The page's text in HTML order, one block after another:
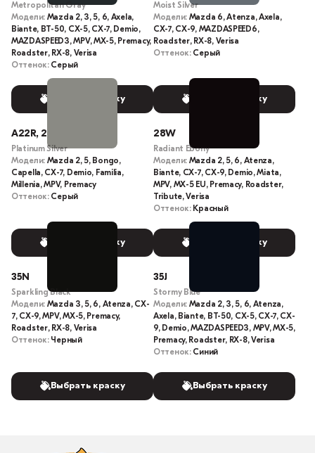
Metropolitan Gray
Модели: Mazda 2, 3, 5, 6, Axela,
Biante, BT-50, CX-5, CX-7, Demio,
MAZDASPEED3, MPV, MX-5, Premacy,
Roadster, RX-8, Verisa
Оттенок: Серый
Выбрать краску
Moist Silver
Модели: Mazda 6, Atenza, Axela,
CX-7, CX-9, MAZDASPEED6,
Roadster, RX-8, Verisa
Оттенок: Серый
Выбрать краску
A22R, 22R
Platinum Silver
Модели: Mazda 2, 5, Bongo,
Capella, CX-7, Demio, Familia,
Millenia, MPV, Premacy
Оттенок: Серый
Выбрать краску
28W
Radiant Ebony
Модели: Mazda 2, 5, 6, Atenza,
Biante, CX-7, CX-9, Demio, Miata,
MPV, MX-5 EU, Premacy, Roadster,
Tribute, Verisa
Оттенок: Красный
Выбрать краску
35N
Sparkling Black
Модели: Mazda 3, 5, 6, Atenza, CX-
7, CX-9, MPV, MX-5, Premacy,
Roadster, RX-8, Verisa
Оттенок: Черный
Выбрать краску
35J
Stormy Blue
Модели: Mazda 2, 3, 5, 6, Atenza,
Axela, Biante, BT-50, CX-5, CX-7, CX-
9, Demio, MAZDASPEED3, MPV, MX-5,
Premacy, Roadster, RX-8, Verisa
Оттенок: Синий
Выбрать краску